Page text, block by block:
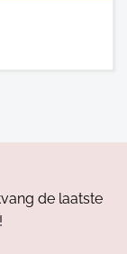
de laatste